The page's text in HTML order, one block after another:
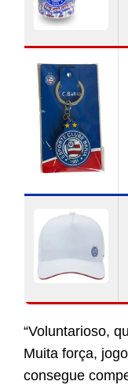
“Voluntarioso,
Muita força,
consegue